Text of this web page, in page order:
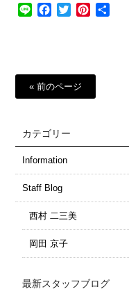
Line Facebook
TwitterPinterest
« 前のページ
カテゴリー
Information
Staff Blog
西村 二三美
岡田 京子
最新スタッフブログ